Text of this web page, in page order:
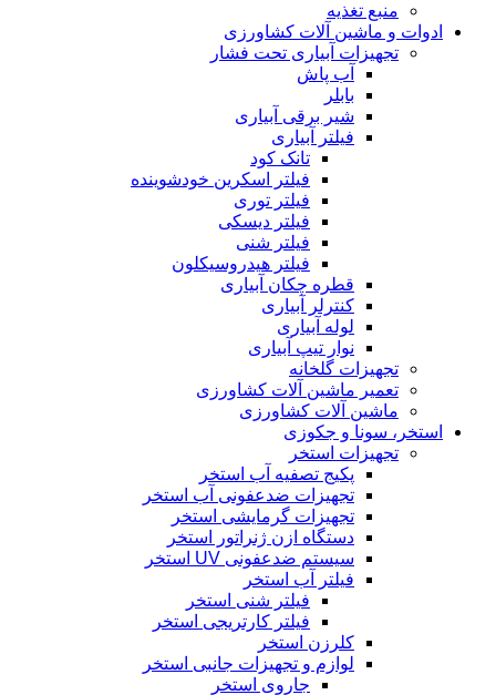
منبع تغذیه
ادوات و ماشین آلات کشاورزی
تجهیزات آبیاری تحت فشار
آب پاش
بابلر
شیر برقی آبیاری
فیلتر آبیاری
تانک کود
فیلتر اسکرین خودشوینده
فیلتر توری
فیلتر دیسکی
فیلتر شنی
فیلتر هیدروسیکلون
قطره چکان آبیاری
کنترلر آبیاری
لوله آبیاری
نوار تیپ آبیاری
تجهیزات گلخانه
تعمیر ماشین آلات کشاورزی
ماشین آلات کشاورزی
استخر، سونا و جکوزی
تجهیزات استخر
پکیج تصفیه آب استخر
تجهیزات ضدعفونی آب استخر
تجهیزات گرمایشی استخر
دستگاه ازن ژنراتور استخر
سیستم ضدعفونی UV استخر
فیلتر آب استخر
فیلتر شنی استخر
فیلتر کارتریجی استخر
کلرزن استخر
لوازم و تجهیزات جانبی استخر
جاروی استخر